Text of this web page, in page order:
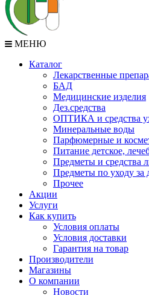
МЕНЮ
Каталог
Лекарственные
БАД
Медицинские изделия
Дез.средства
ОПТИКА и средства
Минеральные воды
Парфюмерные и
Питание детское,
Предметы и средства
Предметы по уходу за
Прочее
Акции
Услуги
Как купить
Условия оплаты
Условия доставки
Гарантия на товар
Производители
Магазины
О компании
Новости